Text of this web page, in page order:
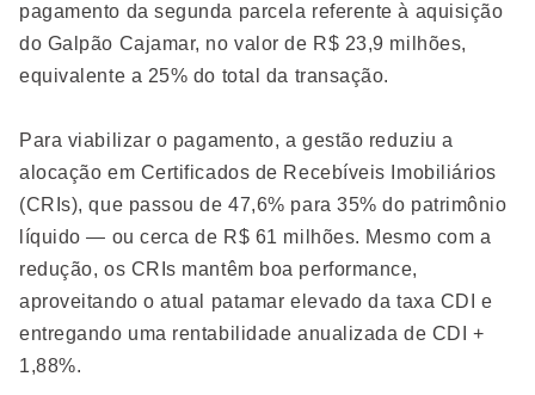
pagamento da segunda parcela referente à aquisição
do Galpão Cajamar, no valor de R$ 23,9 milhões,
equivalente a 25% do total da transação.
Para viabilizar o pagamento, a gestão reduziu a
alocação em Certificados de Recebíveis Imobiliários
(CRIs), que passou de 47,6% para 35% do patrimônio
líquido — ou cerca de R$ 61 milhões. Mesmo com a
redução, os CRIs mantêm boa performance,
aproveitando o atual patamar elevado da taxa CDI e
entregando uma rentabilidade anualizada de CDI +
1,88%.